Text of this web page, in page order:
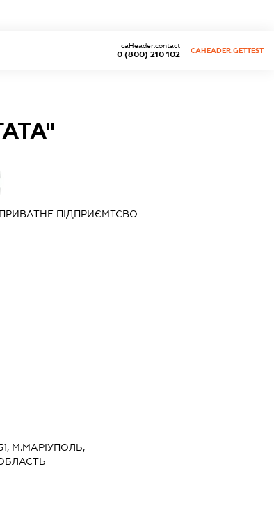
0 (800) 210 102
caHeader.contact
CAHEADER.GETTEST
ПІДПРИЄМТСВО
М.МАРІУПОЛЬ,